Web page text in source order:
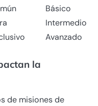
Básico
Intermedio
Avanzado
la
de misiones de